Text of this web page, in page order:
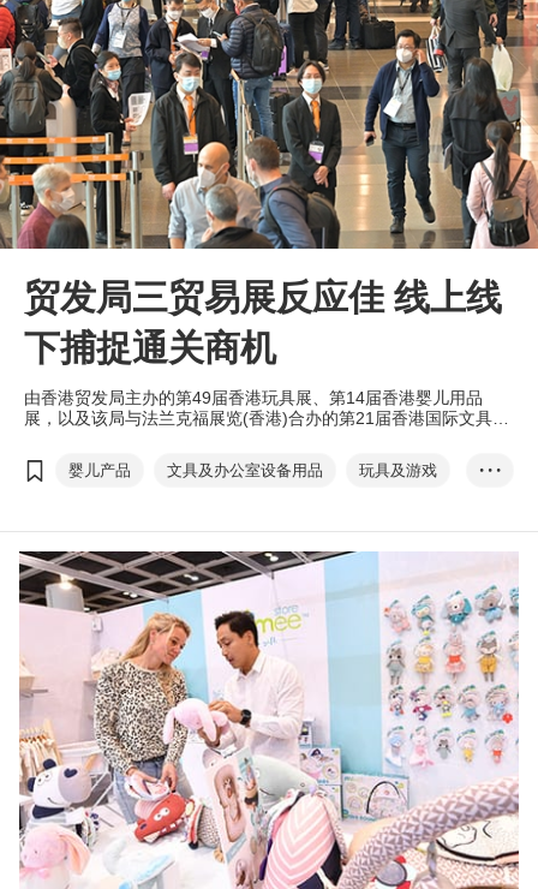
贸发局三贸易展反应佳 线上线
下捕捉通关商机
由香港贸发局主办的第49届香港玩具展、第14届香港婴儿用品
展，以及该局与法兰克福展览(香港)合办的第21届香港国际文具及
轮商贸展览掀开帷幕。
婴儿产品 文具及办公室设备用品
玩具及游戏
免检疫通关
EXHIBITION+
实体展
商对易
Click2Match
智能配对平台
贸发网采购
• • •